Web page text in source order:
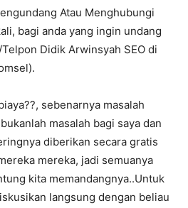
Atau Menghubungi
bagi anda yang ingin undang
Didik Arwinsyah SEO di
sebenarnya masalah
masalah bagi saya dan
diberikan secara gratis
mereka, jadi semuanya
kita memandangnya..Untuk
langsung dengan beliau